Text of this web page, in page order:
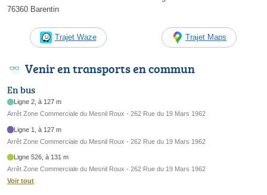
76360 Barentin
Trajet Waze Trajet Maps
Venir en transports en commun
En bus
Ligne 2, à 127 m
Arrêt Zone Commerciale du Mesnil Roux - 262 Rue du 19 Mars 1962
Ligne 1, à 127 m
Arrêt Zone Commerciale du Mesnil Roux - 262 Rue du 19 Mars 1962
Ligne 526, à 131 m
Arrêt Zone Commerciale du Mesnil Roux - 262 Rue du 19 Mars 1962
Voir tout